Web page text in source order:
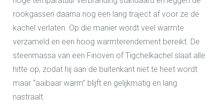
rookgassen daarna nog een lang traject af voor ze de
kachel verlaten. Op die manier wordt veel warmte
verzameld en een hoog warmterendement bereikt. De
steenmassa van een Finoven of Tigchelkachel slaat alle
hitte op, zodat hij aan de buitenkant niet te heet wordt
maar “aaibaar warm” blijft en gelijkmatig en lang
nastraalt.